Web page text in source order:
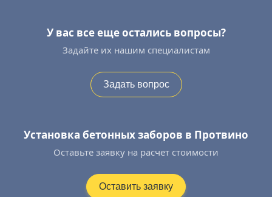
У вас все еще остались вопросы?
Задайте их нашим специалистам
Задать вопрос
Установка бетонных заборов в Протвино
Оставьте заявку на расчет стоимости
Оставить заявку